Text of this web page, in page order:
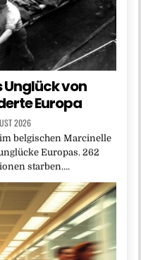
Unglück von
Europa
2026
im belgischen Marcinelle
Europas. 262
starben….